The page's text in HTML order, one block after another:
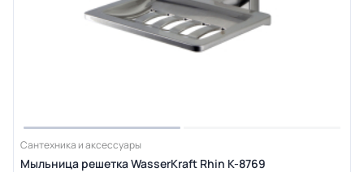
Сантехника и аксессуары
Мыльница решетка WasserKraft Rhin K-8769